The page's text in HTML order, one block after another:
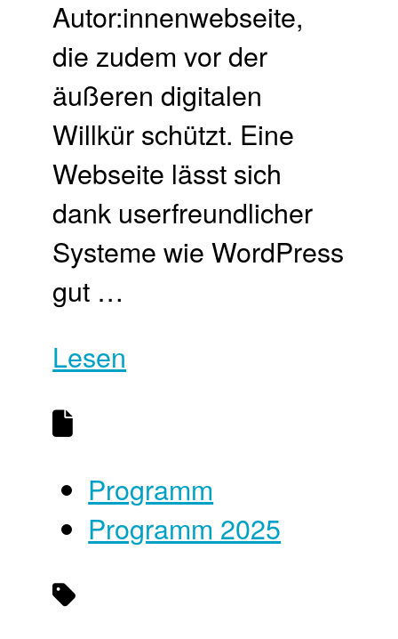
Autor:innenwebseite,
die zudem vor der
äußeren digitalen
Willkür schützt. Eine
Webseite lässt sich
dank userfreundlicher
Systeme wie WordPress
gut …
Lesen
Programm
Programm 2025